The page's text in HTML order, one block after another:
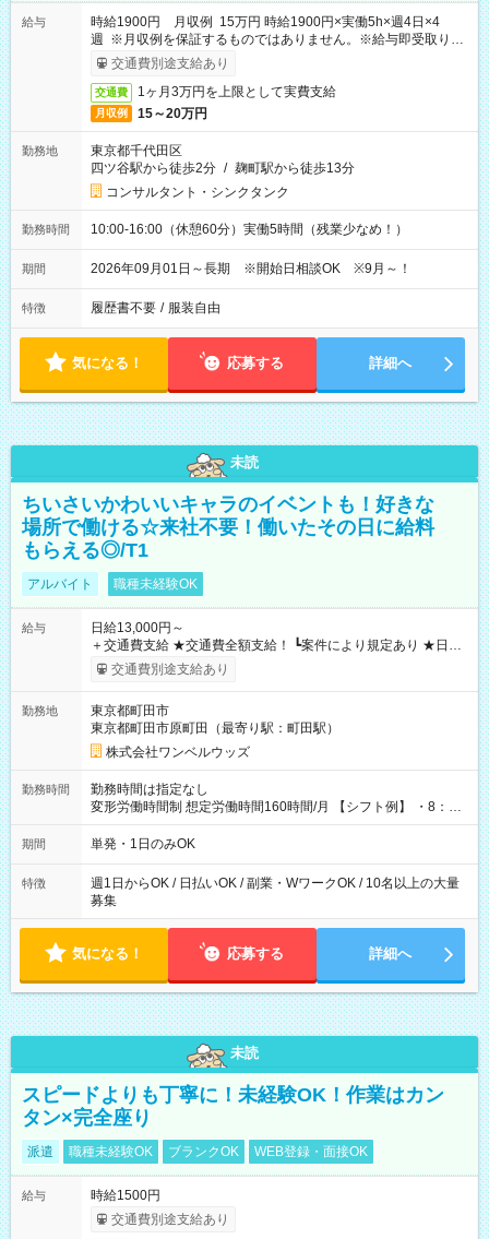
給与
時給1900円 月収例 15万円 時給1900円×実働5h×週4日×4
週 ※月収例を保証するものではありません。※給与即受取りサ
ービス利用可（利用条件有）
交通費別途支給あり
交通費 1ヶ月3万円を上限として実費支給
月収例 15～20万円
勤務地
東京都千代田区
四ツ谷駅から徒歩2分 / 麹町駅から徒歩13分
コンサルタント・シンクタンク
勤務時間 10:00-16:00（休憩60分）実働5時間（残業少なめ！）
期間 2026年09月01日～長期 ※開始日相談OK ※9月～！
特徴 履歴書不要 / 服装自由
気になる！ 応募する 詳細へ
未読
ちいさいかわいいキャラのイベントも！好きな
場所で働ける☆来社不要！働いたその日に給料
もらえる◎/T1
アルバイト 職種未経験OK
給与
日給13,000円～
＋交通費支給 ★交通費全額支給！ ┗案件により規定あり ★日払
いOK！（規定あり） ┗働いたその日に現金GET♪ お仕事後はコ
ンビニATMから 日払い分を引き落とせます！ 【試用期間】試
交通費別途支給あり
勤務地
東京都町田市
東京都町田市原町田（最寄り駅：町田駅）
株式会社ワンベルウッズ
勤務時間
勤務時間は指定なし
変形労働時間制 想定労働時間160時間/月 【シフト例】 ・8：00
～21：00
期間 単発・1日のみOK
特徴
週1日からOK / 日払いOK / 副業・WワークOK / 10名以上の大量
募集
気になる！ 応募する 詳細へ
未読
スピードよりも丁寧に！未経験OK！作業はカン
タン×完全座り
派遣 職種未経験OK ブランクOK WEB登録・面接OK
給与
時給1500円
交通費別途支給あり